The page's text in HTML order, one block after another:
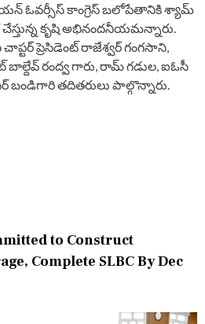
ఓవర్సీస్ కాంగ్రెస్ బలోపేతానికి శ్యామ్
చేస్తున్న కృషి అభినందనీయమన్నారు.
ప్రెసిడెంట్ రాజేశ్వర్ గంగసాని,
రంద్వ గారు, రామ్ గడుల, ఐఓసీ
బండిగారి తదితరులు పాల్గొన్నారు.
to Construct
Complete SLBC By Dec